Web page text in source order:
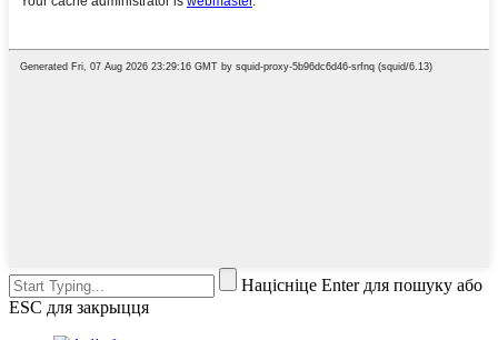
Націсніце Enter для пошуку або
ESC для закрыцця